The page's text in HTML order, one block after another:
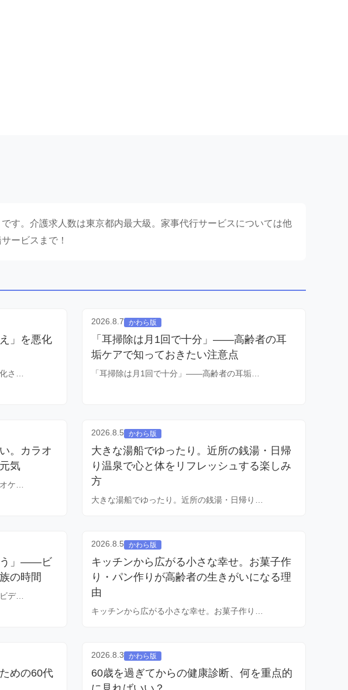
す。介護求人数は東京都内最大級。家事代行サービスについては他
ービスまで！
」を悪化
さ…
2026.8.7 かわら版
「耳掃除は月1回で十分」——高齢者の耳
垢ケアで知っておきたい注意点
「耳掃除は月1回で十分」——高齢者の耳垢…
。カラオ
気
ケ…
2026.8.5 かわら版
大きな湯船でゆったり。近所の銭湯・日帰
り温泉で心と体をリフレッシュする楽しみ
方
大きな湯船でゆったり。近所の銭湯・日帰り…
う」——ビ
の時間
デ…
2026.8.5 かわら版
キッチンから広がる小さな幸せ。お菓子作
り・パン作りが高齢者の生きがいになる理
由
キッチンから広がる小さな幸せ。お菓子作り…
めの60代
2026.8.3 かわら版
60歳を過ぎてからの健康診断、何を重点的